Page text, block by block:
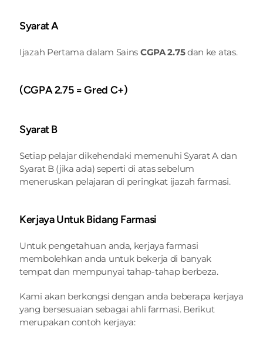
Syarat A
Ijazah Pertama dalam Sains CGPA 2.75 dan ke atas.
(CGPA 2.75 = Gred C+)
Syarat B
Setiap pelajar dikehendaki memenuhi Syarat A dan
Syarat B (jika ada) seperti di atas sebelum
meneruskan pelajaran di peringkat ijazah farmasi.
Kerjaya Untuk Bidang Farmasi
Untuk pengetahuan anda, kerjaya farmasi
membolehkan anda untuk bekerja di banyak
tempat dan mempunyai tahap-tahap berbeza.
Kami akan berkongsi dengan anda beberapa kerjaya
yang bersesuaian sebagai ahli farmasi. Berikut
merupakan contoh kerjaya: